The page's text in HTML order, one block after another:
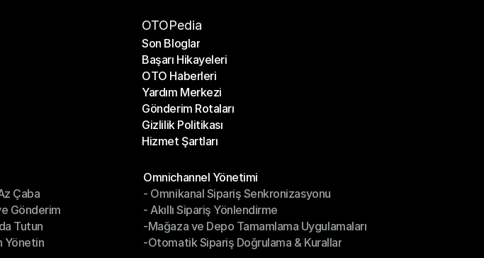
OTOPedia
Son Bloglar
Son Bloglar
Başarı Hikayeleri
Başarı Hikayeleri
OTO Haberleri
OTO Haberleri
Yardım Merkezi
Yardım Merkezi
Gönderim Rotaları
Gönderim Rotaları
Gizlilik Politikası
Gizlilik Politikası
Hizmet Şartları
Çaba
Çaba
Gönderim
Gönderim
Tutun
Tutun
Yönetin
Omnichannel Yönetimi
Omnichannel Yönetimi
- Omnikanal Sipariş Senkronizasyonu
- Omnikanal Sipariş Senkronizasyonu
- Akıllı Sipariş Yönlendirme
- Akıllı Sipariş Yönlendirme
-Mağaza ve Depo Tamamlama Uygulamaları
-Mağaza ve Depo Tamamlama Uygulamaları
-Otomatik Sipariş Doğrulama & Kurallar